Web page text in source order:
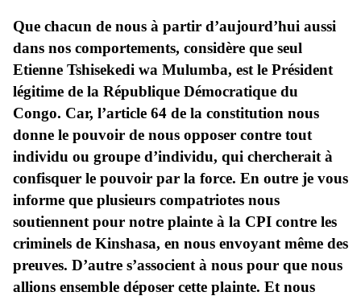
Que chacun de nous à partir d’aujourd’hui aussi
dans nos comportements, considère que seul
Etienne Tshisekedi wa Mulumba, est le Président
légitime de la République Démocratique du
Congo. Car, l’article 64 de la constitution nous
donne le pouvoir de nous opposer contre tout
individu ou groupe d’individu, qui chercherait à
confisquer le pouvoir par la force. En outre je vous
informe que plusieurs compatriotes nous
soutiennent pour notre plainte à la CPI contre les
criminels de Kinshasa, en nous envoyant même des
preuves. D’autre s’associent à nous pour que nous
allions ensemble déposer cette plainte. Et nous